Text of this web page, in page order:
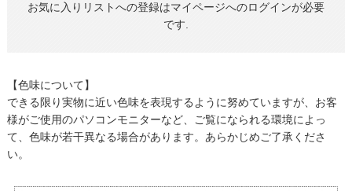
お気に入りリストへの登録はマイページへのログインが必要
です.
【色味について】
できる限り実物に近い色味を表現するように努めていますが、お客
様がご使用のパソコンモニターなど、ご覧になられる環境によっ
て、色味が若干異なる場合があります。あらかじめご了承くださ
い。